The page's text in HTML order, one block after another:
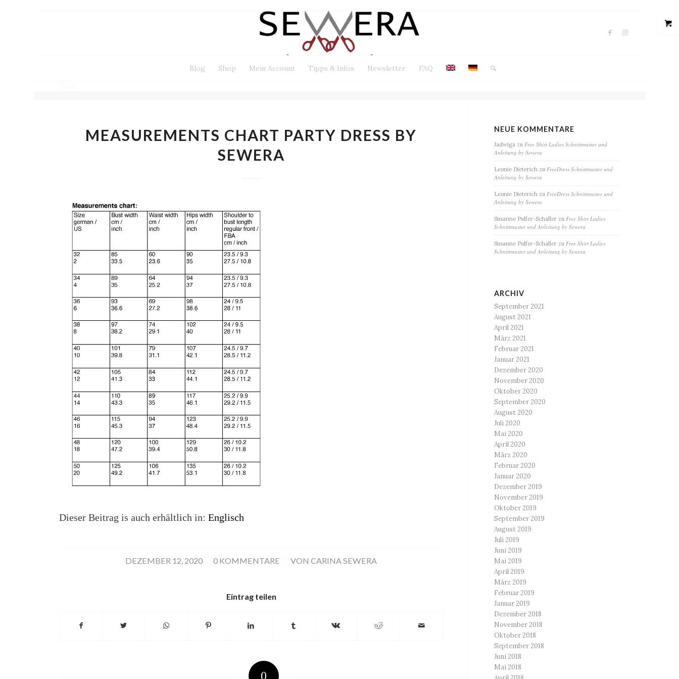
Blog Shop Mein Account Tipps & Infos Newsletter FAQ
MEASUREMENTS CHART PARTY DRESS BY
SEWERA
Dieser Beitrag is auch erhältlich in:Englisch
DEZEMBER 12, 2020
/ 0 KOMMENTARE
/ VONCARINA SEWERA
Eintrag teilen
0
NEUE KOMMENTARE
Jadwiga zuFree Shirt Ladies Schnittmuster und
Anleitung by Sewera
Leonie Dieterich zuFreeDress Schnittmuster und
Anleitung by Sewera
Leonie Dieterich zuFreeDress Schnittmuster und
Anleitung by Sewera
Susanne Pulfer-Schaller zuFree Shirt Ladies
Schnittmuster und Anleitung by Sewera
Susanne Pulfer-Schaller zuFree Shirt Ladies
Schnittmuster und Anleitung by Sewera
ARCHIV
September 2021
August 2021
April 2021
März 2021
Februar 2021
Januar 2021
Dezember 2020
November 2020
Oktober 2020
September 2020
August 2020
Juli 2020
Mai 2020
April 2020
März 2020
Februar 2020
Januar 2020
Dezember 2019
November 2019
Oktober 2019
September 2019
August 2019
Juli 2019
Juni 2019
Mai 2019
April 2019
März 2019
Februar 2019
Januar 2019
Dezember 2018
November 2018
Oktober 2018
September 2018
Juni 2018
Mai 2018